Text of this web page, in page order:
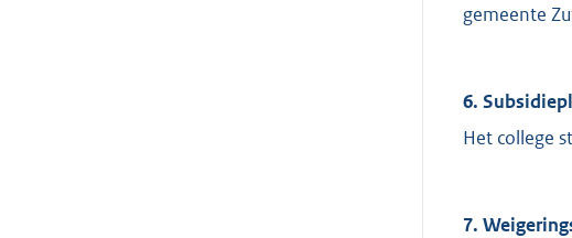
gemeente
6.
Het college
7.